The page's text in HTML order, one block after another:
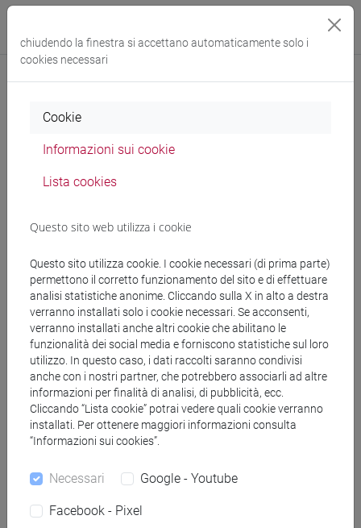
Research Institute
Research Institute for Complexity
Comunicazioni
Didattica
Ricerca
Pubblicazioni
cfNEWS
Ricevimento
Mercoledì, ore 10:30 San Sebastiano Ufficio Sebam 06, I
Piano
chiudendo la finestra si accettano automaticamente solo i
cookies necessari
Cookie
Informazioni sui cookie
Lista cookies
Questo sito web utilizza i cookie
Questo sito utilizza cookie. I cookie necessari (di prima parte)
permettono il corretto funzionamento del sito e di effettuare
analisi statistiche anonime. Cliccando sulla X in alto a destra
verranno installati solo i cookie necessari. Se acconsenti,
verranno installati anche altri cookie che abilitano le
funzionalità dei social media e forniscono statistiche sul loro
utilizzo. In questo caso, i dati raccolti saranno condivisi
anche con i nostri partner, che potrebbero associarli ad altre
informazioni per finalità di analisi, di pubblicità, ecc.
Cliccando “Lista cookie” potrai vedere quali cookie verranno
installati. Per ottenere maggiori informazioni consulta
“Informazioni sui cookies”.
Necessari Google - Youtube
Facebook - Pixel